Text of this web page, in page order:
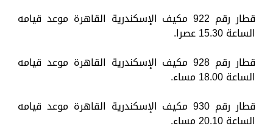
قطار رقم 922 مكيف الإسكندرية القاهرة موعد قيامه
الساعة 15.30 عصرا.
قطار رقم 928 مكيف الإسكندرية القاهرة موعد قيامه
الساعة 18.00 مساء.
قطار رقم 930 مكيف الإسكندرية القاهرة موعد قيامه
الساعة 20.10 مساء.